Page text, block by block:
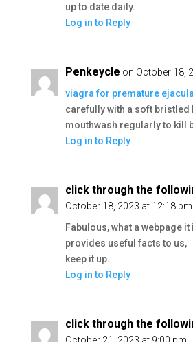
up to date daily.
Log in to Reply
Penkeycle on October 18,
viagra for premature
carefully with a soft bristled
mouthwash regularly to kill
Log in to Reply
click through the
October 18, 2023 at 12:18 pm
Fabulous, what a webpage
provides useful facts to us,
keep it up.
Log in to Reply
click through the